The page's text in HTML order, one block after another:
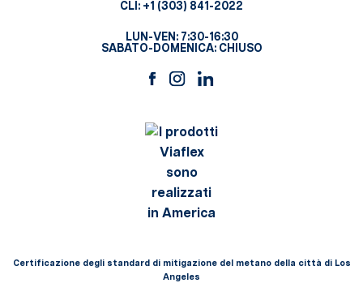
CLI: +1 (303) 841-2022
LUN-VEN: 7:30-16:30
SABATO-DOMENICA: CHIUSO
Certificazione degli standard di mitigazione del metano della città di Los
Angeles